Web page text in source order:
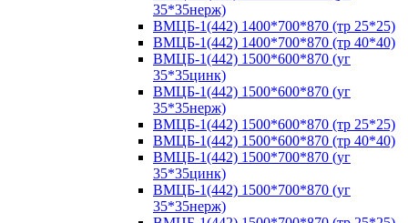
35*35нерж)
ВМЦБ-1(442) 1400*700*870 (тр 25*25)
ВМЦБ-1(442) 1400*700*870 (тр 40*40)
ВМЦБ-1(442) 1500*600*870 (уг
35*35цинк)
ВМЦБ-1(442) 1500*600*870 (уг
35*35нерж)
ВМЦБ-1(442) 1500*600*870 (тр 25*25)
ВМЦБ-1(442) 1500*600*870 (тр 40*40)
ВМЦБ-1(442) 1500*700*870 (уг
35*35цинк)
ВМЦБ-1(442) 1500*700*870 (уг
35*35нерж)